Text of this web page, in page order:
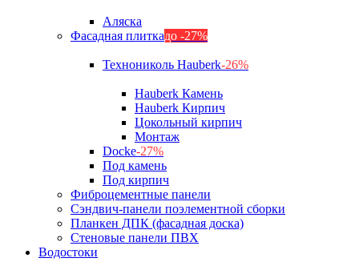
Аляска
Фасадная плиткадо -27%
Технониколь Hauberk-26%
Hauberk Камень
Hauberk Кирпич
Цокольный кирпич
Монтаж
Docke-27%
Под камень
Под кирпич
Фиброцементные панели
Сэндвич-панели поэлементной сборки
Планкен ДПК (фасадная доска)
Стеновые панели ПВХ
Водостоки